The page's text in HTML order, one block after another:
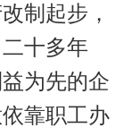
制起步，
十多年
为先的企
靠职工办